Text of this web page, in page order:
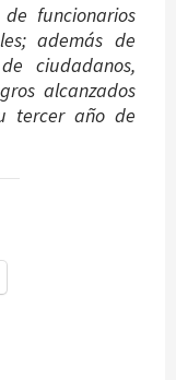
funcionarios
además de
ciudadanos,
alcanzados
tercer año de